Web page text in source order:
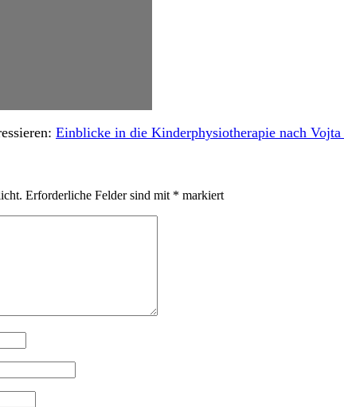
Einblicke in die Kinderphysiotherapie nach
Erforderliche Felder sind mit * markiert